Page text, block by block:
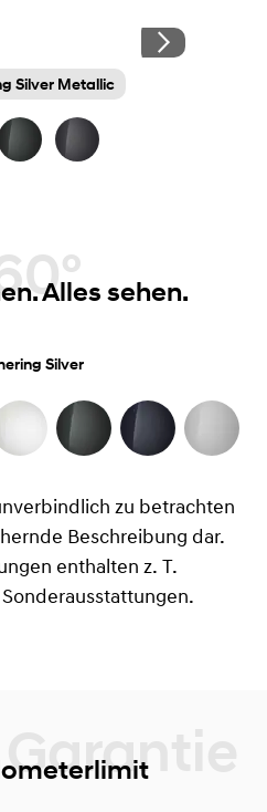
Silver Metallic
Alles sehen.
Silver
zu betrachten
Beschreibung dar.
enthalten z. T.